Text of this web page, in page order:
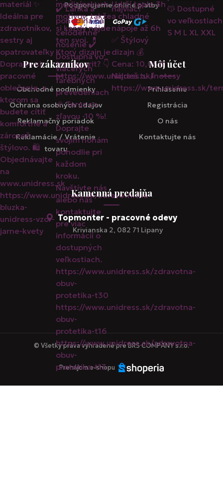
Podporujeme online platby
Pre zákazníkov
Obchodné podmienky
Ochrana osobných údajov
Reklamačný poriadok
Reklamácie / Vrátenie
tovaru
Môj účet
Prihlásenie
Registrácia
O nás
Kontaktujte nás
Kamenná predajňa
Topmonter - pracovné odevy
Krivianska 2, 082 71 Lipany
© Všetky práva vyhradené pre BRS COMPANY s.r.o.
Prenájom e-shopu